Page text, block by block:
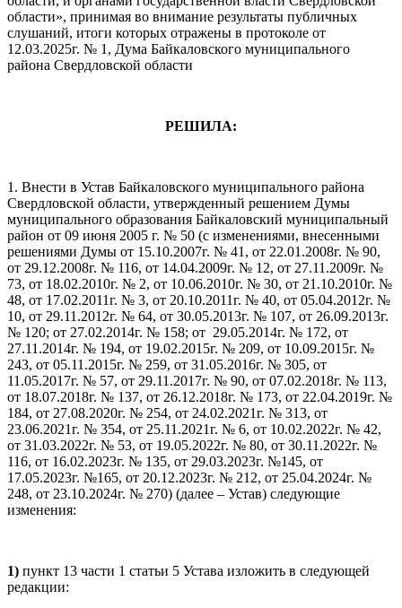
области», принимая во внимание результаты публичных
слушаний, итоги которых отражены в протоколе от
12.03.2025г. № 1, Дума Байкаловского муниципального
района Свердловской области
РЕШИЛА:
1. Внести в Устав Байкаловского муниципального района
Свердловской области, утвержденный решением Думы
муниципального образования Байкаловский муниципальный
район от 09 июня 2005 г. № 50 (с изменениями, внесенными
решениями Думы от 15.10.2007г. № 41, от 22.01.2008г. № 90,
от 29.12.2008г. № 116, от 14.04.2009г. № 12, от 27.11.2009г. №
73, от 18.02.2010г. № 2, от 10.06.2010г. № 30, от 21.10.2010г. №
48, от 17.02.2011г. № 3, от 20.10.2011г. № 40, от 05.04.2012г. №
10, от 29.11.2012г. № 64, от 30.05.2013г. № 107, от 26.09.2013г.
№ 120; от 27.02.2014г. № 158; от 29.05.2014г. № 172, от
27.11.2014г. № 194, от 19.02.2015г. № 209, от 10.09.2015г. №
243, от 05.11.2015г. № 259, от 31.05.2016г. № 305, от
11.05.2017г. № 57, от 29.11.2017г. № 90, от 07.02.2018г. № 113,
от 18.07.2018г. № 137, от 26.12.2018г. № 173, от 22.04.2019г. №
184, от 27.08.2020г. № 254, от 24.02.2021г. № 313, от
23.06.2021г. № 354, от 25.11.2021г. № 6, от 10.02.2022г. № 42,
от 31.03.2022г. № 53, от 19.05.2022г. № 80, от 30.11.2022г. №
116, от 16.02.2023г. № 135, от 29.03.2023г. №145, от
17.05.2023г. №165, от 20.12.2023г. № 212, от 25.04.2024г. №
248, от 23.10.2024г. № 270) (далее – Устав) следующие
изменения:
1) пункт 13 части 1 статьи 5 Устава изложить в следующей
редакции: